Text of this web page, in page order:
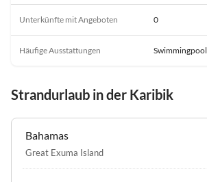
Unterkünfte mit Angeboten 0
Häufige Ausstattungen Swimmingpool
Strandurlaub in der Karibik
Bahamas
Great Exuma Island